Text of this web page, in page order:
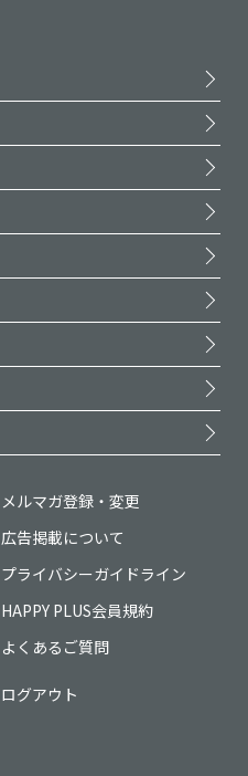
メルマガ登録・変更
広告掲載について
プライバシーガイドライン
HAPPY PLUS会員規約
よくあるご質問
ログアウト